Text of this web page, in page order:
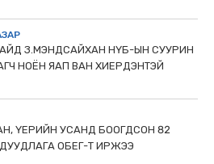
З.МЭНДСАЙХАН НҮБ-ЫН СУУРИН
НОЁН ЯАП ВАН ХИЕРДЭНТЭЙ
ҮЕРИЙН УСАНД БООГДСОН 82
ОБЕГ-Т ИРЖЭЭ